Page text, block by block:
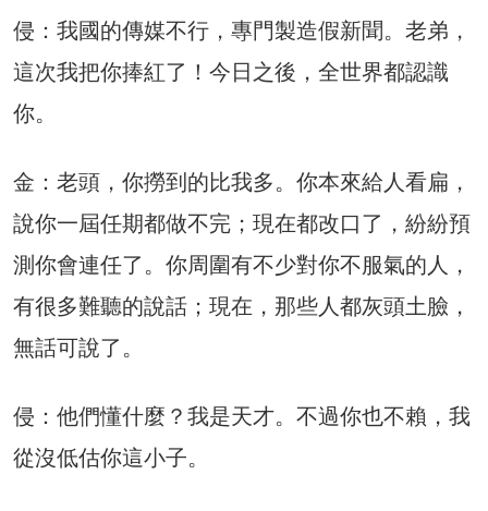
侵：我國的傳媒不行，專門製造假新聞。老弟，
這次我把你捧紅了！今日之後，全世界都認識
你。
金：老頭，你撈到的比我多。你本來給人看扁，
說你一屆任期都做不完；現在都改口了，紛紛預
測你會連任了。你周圍有不少對你不服氣的人，
有很多難聽的說話；現在，那些人都灰頭土臉，
無話可說了。
侵：他們懂什麼？我是天才。不過你也不賴，我
從沒低估你這小子。